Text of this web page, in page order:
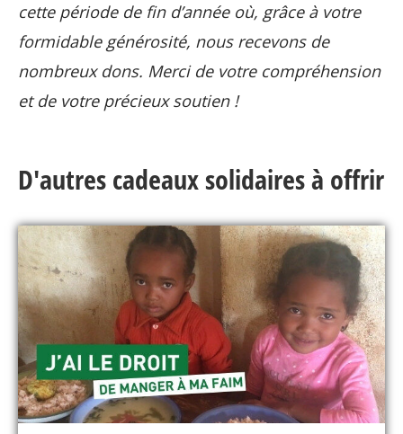
cette période de fin d’année où, grâce à votre
formidable générosité, nous recevons de
nombreux dons. Merci de votre compréhension
et de votre précieux soutien !
D'autres cadeaux solidaires à offrir